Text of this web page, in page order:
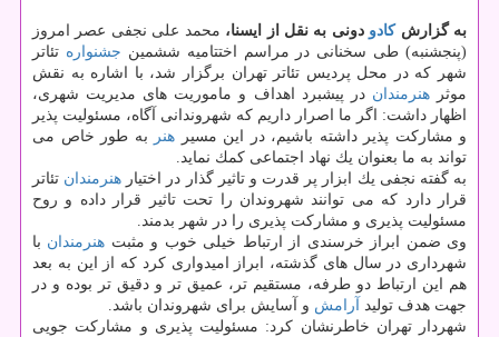
به گزارشكادو دونی به نقل از ایسنا، محمد علی نجفی عصر امروز
(پنجشنبه) طی سخنانی در مراسم اختتامیه ششمین جشنواره تئاتر
شهر كه در محل پردیس تئاتر تهران برگزار شد، با اشاره به نقش
موثرهنرمندان در پیشبرد اهداف و ماموریت های مدیریت شهری،
اظهار داشت: اگر ما اصرار داریم كه شهروندانی آگاه، مسئولیت پذیر
و مشاركت پذیر داشته باشیم، در این مسیر هنر
به طور خاص می
تواند به ما بعنوان یك نهاد اجتماعی كمك نماید.
به گفته نجفی یك ابزار پر قدرت و تاثیر گذار در اختیار هنرمندان تئاتر
قرار دارد كه می توانند شهروندان را تحت تاثیر قرار داده و روح
مسئولیت پذیری و مشاركت پذیری را در شهر بدمند.
وی ضمن ابراز خرسندی از ارتباط خیلی خوب و مثبت هنرمندان با
شهرداری در سال های گذشته، ابراز امیدواری كرد كه از این به بعد
هم این ارتباط دو طرفه، مستقیم تر، عمیق تر و دقیق تر بوده و در
جهت هدف تولید آرامش و آسایش برای شهروندان باشد.
شهردار تهران خاطرنشان كرد: مسئولیت پذیری و مشاركت جویی